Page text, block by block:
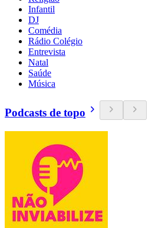
Infantil
DJ
Comédia
Rádio Colégio
Entrevista
Natal
Saúde
Música
Podcasts de topo